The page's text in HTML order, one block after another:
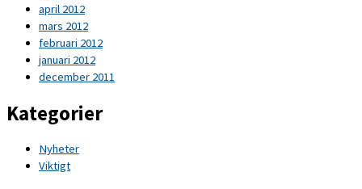
april 2012
mars 2012
februari 2012
januari 2012
december 2011
Kategorier
Nyheter
Viktigt